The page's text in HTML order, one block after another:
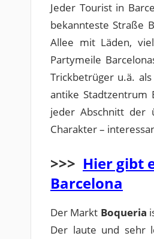
Jeder Tourist in
bekannteste Straße
Allee mit Läden,
Partymeile
Trickbetrüger u.ä.
antike Stadtzentrum
jeder Abschnitt der
Charakter –
>>> Hier gibt
Barcelona
Der Markt Boqueria
Der laute und sehr